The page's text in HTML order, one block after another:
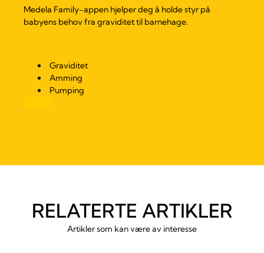
Medela Family-appen hjelper deg å holde styr på
babyens behov fra graviditet til barnehage.
Graviditet
Amming
Pumping
RELATERTE ARTIKLER
Artikler som kan være av interesse